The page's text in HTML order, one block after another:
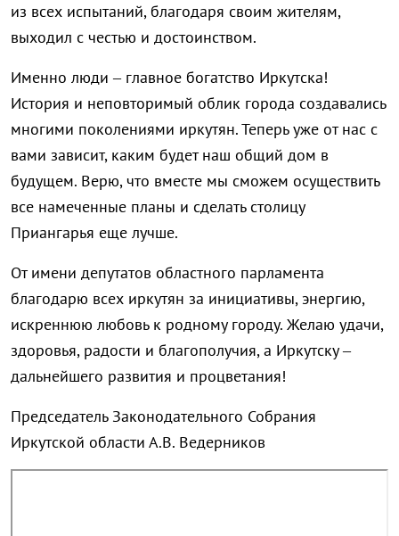
из всех испытаний, благодаря своим жителям,
выходил с честью и достоинством.
Именно люди – главное богатство Иркутска!
История и неповторимый облик города создавались
многими поколениями иркутян. Теперь уже от нас с
вами зависит, каким будет наш общий дом в
будущем. Верю, что вместе мы сможем осуществить
все намеченные планы и сделать столицу
Приангарья еще лучше.
От имени депутатов областного парламента
благодарю всех иркутян за инициативы, энергию,
искреннюю любовь к родному городу. Желаю удачи,
здоровья, радости и благополучия, а Иркутску –
дальнейшего развития и процветания!
Председатель Законодательного Собрания
Иркутской области А.В. Ведерников